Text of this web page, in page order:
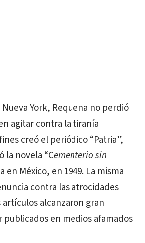
York, Requena no perdió
agitar contra la tiranía
creó el periódico “Patria”,
la novela “Cementerio sin
en México, en 1949. La misma
contra las atrocidades
alcanzaron gran
publicados en medios afamados